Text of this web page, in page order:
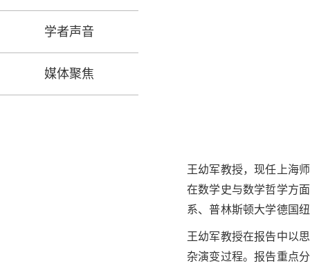
学者声音
媒体聚焦
王幼军教授，现任上海
在数学史与数学哲学方
系、普林斯顿大学德国
王幼军教授在报告中以
杂演变过程。报告重点